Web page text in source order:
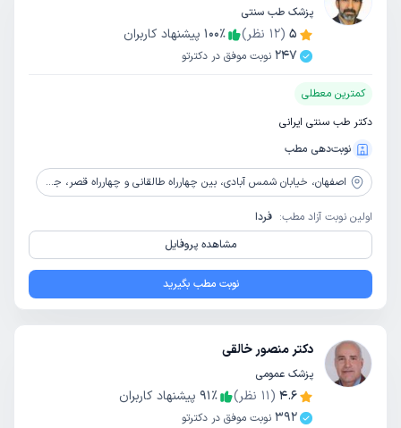
پزشک طب سنتی
5
(
12 نظر) 100٪
پیشنهاد کاربران
247 نوبت موفق در دکترتو
کمترین معطلی
دکتر طب سنتی ایرانی
نوبت‌دهی مطب
اصفهان، خیابان شمس آبادی، بین چهارراه طالقانی و چهارراه قصر، جنب بانک توسعه تعاون، ساختمان بزرگان، طبقه زیرزمین
اولین نوبت آزاد مطب: فردا
مشاهده پروفایل
نوبت مطب بگیرید
دکتر منصور خالقی
پزشک عمومی
4.6
(
11 نظر) 91٪
پیشنهاد کاربران
392 نوبت موفق در دکترتو